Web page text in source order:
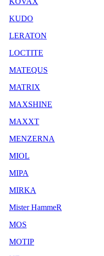
KUDO
LERATON
LOCTITE
MATEQUS
MATRIX
MAXSHINE
MAXXT
MENZERNA
MIOL
MIPA
MIRKA
Mister HammeR
MOS
MOTIP